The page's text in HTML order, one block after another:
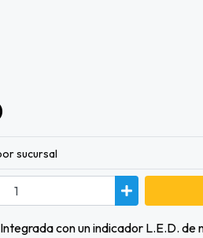
sucursal
con un indicador L.E.D.